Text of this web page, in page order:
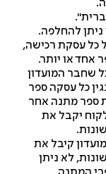
להחלפה.
רכישה,
יותר.
המועדון
עסקה ספר
מתנה אחר
את
קיבל את
ניתן